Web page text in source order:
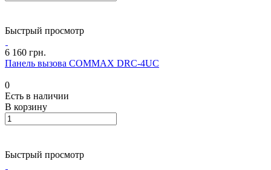
Быстрый просмотр
6 160 грн.
Панель вызова COMMAX DRC-4UC
0
Есть в наличии
В корзину
Быстрый просмотр